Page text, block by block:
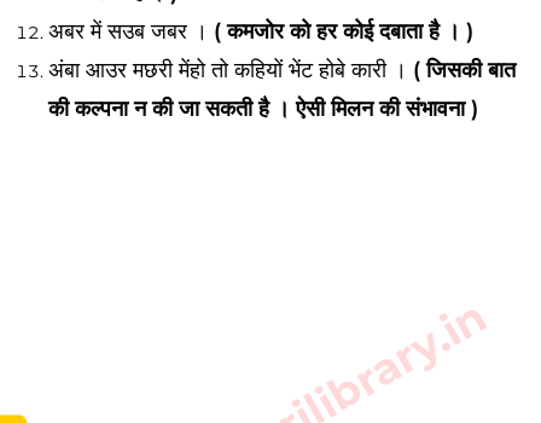
अबर में सउब जबर । ( कमजोर को हर कोई दबाता है । )
अंबा आउर मछरी मेंहो तो कहियों भेंट होबे कारी । ( जिसकी बात
की कल्पना न की जा सकती है । ऐसी मिलन की संभावना )